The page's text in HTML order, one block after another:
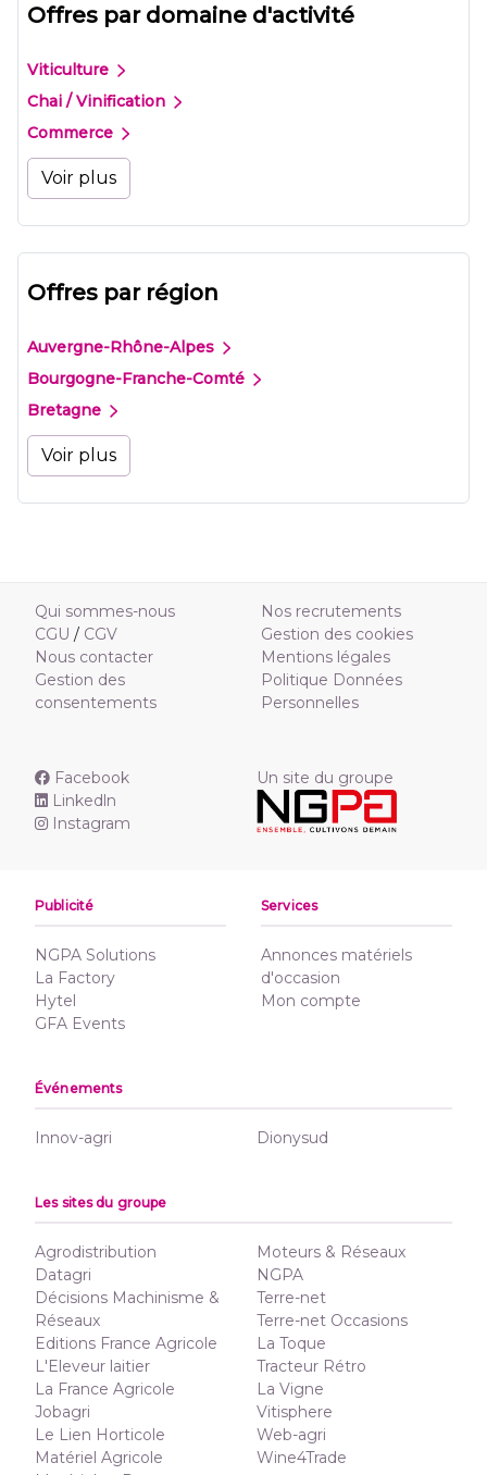
Offres par domaine d'activité
Viticulture
Chai / Vinification
Commerce
Voir plus
Offres par région
Auvergne-Rhône-Alpes
Bourgogne-Franche-Comté
Bretagne
Voir plus
Qui sommes-nous
CGU / CGV
Nous contacter
Gestion des
consentements
Nos recrutements
Gestion des cookies
Mentions légales
Politique Données
Personnelles
Facebook
Linkedln
Instagram
Un site du groupe
Publicité
NGPA Solutions
La Factory
Hytel
GFA Events
Services
Annonces matériels
d'occasion
Mon compte
Événements
Innov-agri Dionysud
Les sites du groupe
Agrodistribution
Datagri
Décisions Machinisme &
Réseaux
Editions France Agricole
L'Eleveur laitier
La France Agricole
Jobagri
Le Lien Horticole
Matériel Agricole
Moteurs & Réseaux
NGPA
Terre-net
Terre-net Occasions
La Toque
Tracteur Rétro
La Vigne
Vitisphere
Web-agri
Wine4Trade